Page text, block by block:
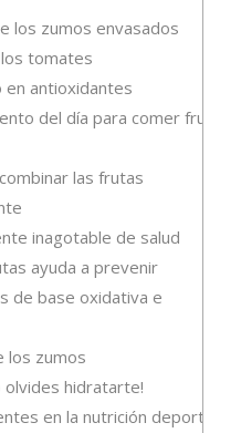
los zumos envasados
tomates
en antioxidantes
del día para comer fruta
las frutas
inagotable de salud
ayuda a prevenir
de base oxidativa e
los zumos
olvides hidratarte!
en la nutrición deportiva